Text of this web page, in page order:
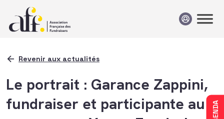
AGENDA
Revenir aux actualités
Le portrait : Garance Zappini,
fundraiser et participante au